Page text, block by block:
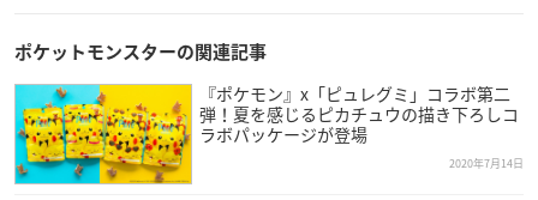
ポケットモンスターの関連記事
『ポケモン』x「ピュレグミ」コラボ第二
弾！夏を感じるピカチュウの描き下ろしコ
ラボパッケージが登場
2020年7月14日